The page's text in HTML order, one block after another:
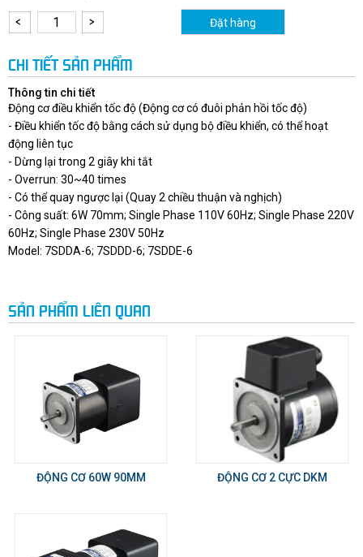
Đặt hàng
CHI TIẾT SẢN PHẨM
Thông tin chi tiết
Động cơ điều khiển tốc độ (Động cơ có đuôi phản hồi tốc độ)
- Điều khiển tốc độ bằng cách sử dụng bộ điều khiển, có thể hoạt
động liên tục
- Dừng lại trong 2 giây khi tắt
- Overrun: 30~40 times
- Có thể quay ngược lại (Quay 2 chiều thuận và nghịch)
- Công suất: 6W 70mm; Single Phase 110V 60Hz; Single Phase 220V
60Hz; Single Phase 230V 50Hz
Model: 7SDDA-6; 7SDDD-6; 7SDDE-6
SẢN PHẨM LIÊN QUAN
ĐỘNG CƠ 60W 90MM ĐỘNG CƠ 2 CỰC DKM